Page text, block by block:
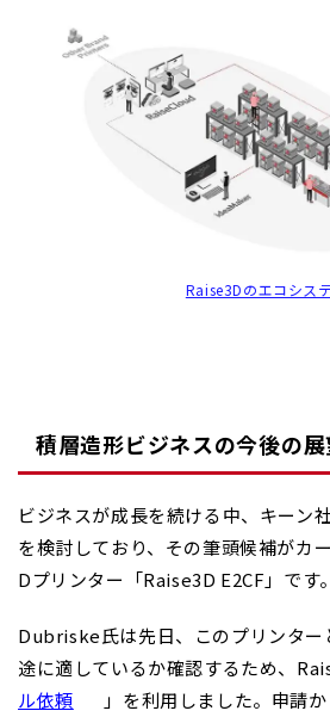
Raise3Dのエコシス
積層造形ビジネスの今後の
ビジネスが成長を続ける中、キーン
を検討しており、その筆頭候補がカ
Dプリンター「Raise3D E2CF」です。
Dubriske氏は先日、このプリンター
途に適しているか確認するため、
ル依頼
」を利用しました。申請